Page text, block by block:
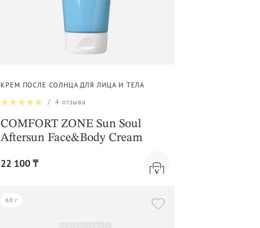
КРЕМ ПОСЛЕ СОЛНЦА ДЛЯ ЛИЦА И ТЕЛА
/4 отзыва
COMFORT ZONE Sun Soul
Aftersun Face&Body Cream
22 100 ₸
60 г